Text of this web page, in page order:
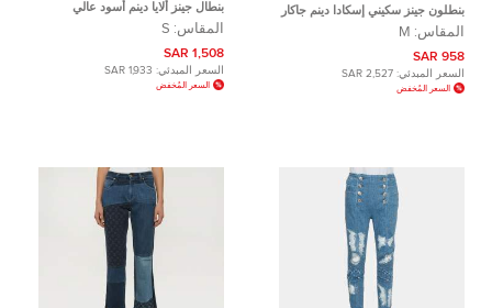
بنطلون جينز سكيني إسكادا دينم جاكار
سترتش رصاصي مورد M
المقاس: M
958 SAR
السعر المبدئي: 2,527 SAR
السعر المُخفض
بنطال جينز ألايا دينم أسود عالي
الخصر مقاس صغير
المقاس: S
1,508 SAR
السعر المبدئي: 1,933 SAR
السعر المُخفض